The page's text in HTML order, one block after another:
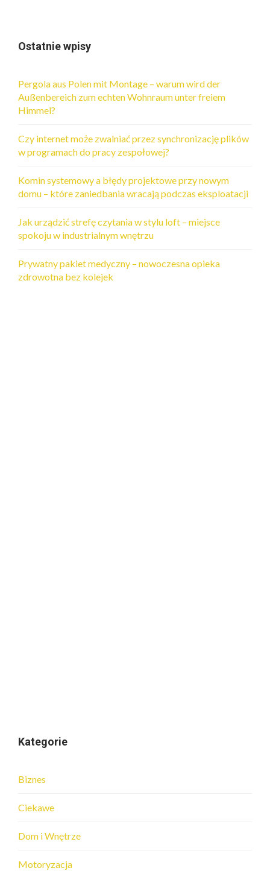
Ostatnie wpisy
Pergola aus Polen mit Montage – warum wird der
Außenbereich zum echten Wohnraum unter freiem
Himmel?
Czy internet może zwalniać przez synchronizację plików
w programach do pracy zespołowej?
Komin systemowy a błędy projektowe przy nowym
domu – które zaniedbania wracają podczas eksploatacji
Jak urządzić strefę czytania w stylu loft – miejsce
spokoju w industrialnym wnętrzu
Prywatny pakiet medyczny – nowoczesna opieka
zdrowotna bez kolejek
Kategorie
Biznes
Ciekawe
Dom i Wnętrze
Motoryzacja